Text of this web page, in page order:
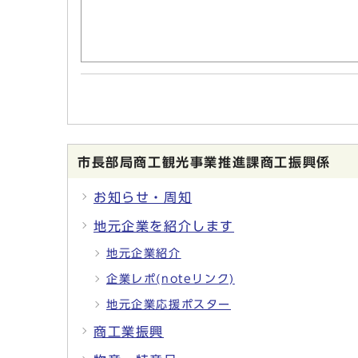
市長部局商工観光事業推進課商工振興係
お知らせ・周知
地元企業を紹介します
地元企業紹介
企業レポ(noteリンク)
地元企業応援ポスター
商工業振興